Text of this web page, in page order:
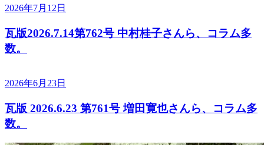
2026年7月12日
瓦版2026.7.14第762号 中村桂子さんら、コラム多
数。
2026年6月23日
瓦版 2026.6.23 第761号 増田寛也さんら、コラム多
数。